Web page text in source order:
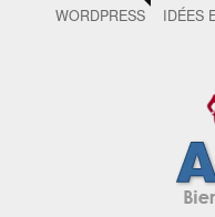
WORDPRESS IDÉES